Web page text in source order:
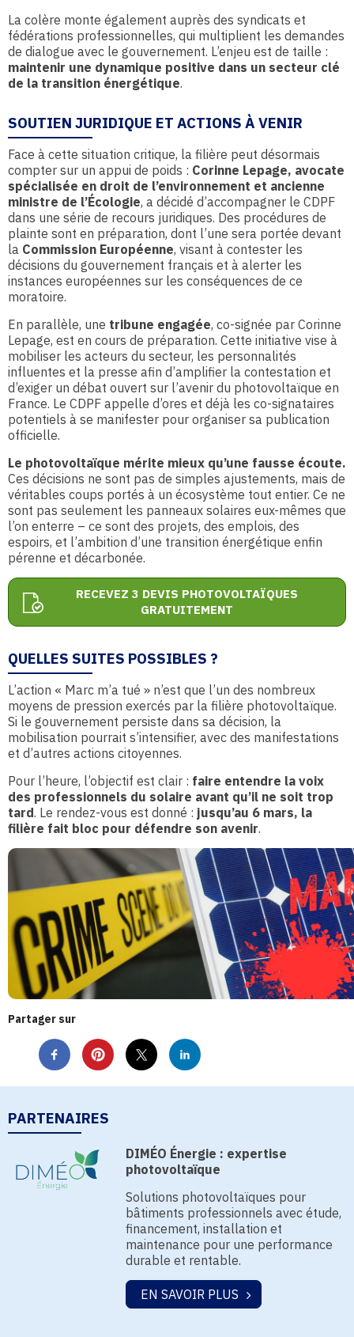
La colère monte également auprès des syndicats et
fédérations professionnelles, qui multiplient les demandes
de dialogue avec le gouvernement. L’enjeu est de taille :
maintenir une dynamique positive dans un secteur clé
de la transition énergétique.
SOUTIEN JURIDIQUE ET ACTIONS À VENIR
Face à cette situation critique, la filière peut désormais
compter sur un appui de poids : Corinne Lepage, avocate
spécialisée en droit de l’environnement et ancienne
ministre de l’Écologie, a décidé d’accompagner le CDPF
dans une série de recours juridiques. Des procédures de
plainte sont en préparation, dont l’une sera portée devant
la Commission Européenne, visant à contester les
décisions du gouvernement français et à alerter les
instances européennes sur les conséquences de ce
moratoire.
En parallèle, une tribune engagée, co-signée par Corinne
Lepage, est en cours de préparation. Cette initiative vise à
mobiliser les acteurs du secteur, les personnalités
influentes et la presse afin d’amplifier la contestation et
d’exiger un débat ouvert sur l’avenir du photovoltaïque en
France. Le CDPF appelle d’ores et déjà les co-signataires
potentiels à se manifester pour organiser sa publication
officielle.
Le photovoltaïque mérite mieux qu’une fausse écoute.
Ces décisions ne sont pas de simples ajustements, mais de
véritables coups portés à un écosystème tout entier. Ce ne
sont pas seulement les panneaux solaires eux-mêmes que
l’on enterre – ce sont des projets, des emplois, des
espoirs, et l’ambition d’une transition énergétique enfin
pérenne et décarbonée.
RECEVEZ 3 DEVIS PHOTOVOLTAÏQUES
GRATUITEMENT
QUELLES SUITES POSSIBLES ?
L’action « Marc m’a tué » n’est que l’un des nombreux
moyens de pression exercés par la filière photovoltaïque.
Si le gouvernement persiste dans sa décision, la
mobilisation pourrait s’intensifier, avec des manifestations
et d’autres actions citoyennes.
Pour l’heure, l’objectif est clair : faire entendre la voix
des professionnels du solaire avant qu’il ne soit trop
tard. Le rendez-vous est donné : jusqu’au 6 mars, la
filière fait bloc pour défendre son avenir.
Partager sur
PARTENAIRES
DIMÉO Énergie : expertise
photovoltaïque
Solutions photovoltaïques pour
bâtiments professionnels avec étude,
financement, installation et
maintenance pour une performance
durable et rentable.
EN SAVOIR PLUS